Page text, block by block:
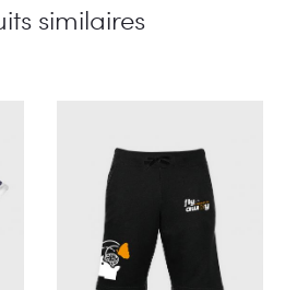
similaires